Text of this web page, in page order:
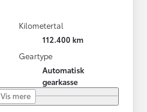
Kilometertal
112.400 km
Geartype
Automatisk
gearkasse
Vis mere